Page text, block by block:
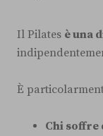
Il Pilates è una
È
Chi soffre